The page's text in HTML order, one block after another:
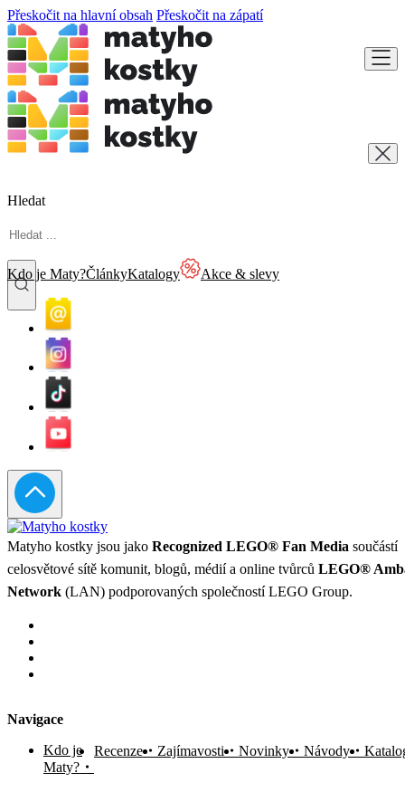
Přeskočit na hlavní obsah Přeskočit na zápatí
Hledat
Kdo je Maty?ČlánkyKatalogy Akce & slevy
Matyho kostky jsou jako Recognized LEGO® Fan Media součástí
celosvětové sítě komunit, blogů, médií a online tvůrců LEGO®
Network (LAN) podporovaných společností LEGO Group.
Navigace
Kdo je
Maty?
Recenze Zajímavosti Novinky Návody